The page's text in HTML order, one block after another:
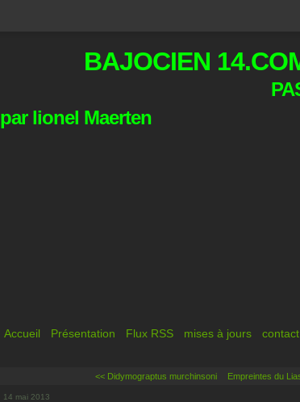
BAJOCIEN
par lionel Maerten
Accueil Présentation Flux RSS mises à jours contact
<< Didymograptus murchinsoni Empreintes du
14 mai 2013